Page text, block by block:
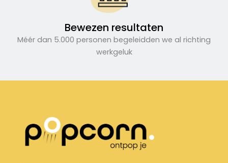
Bewezen resultaten
Méér dan 5.000 personen begeleidden we al richting
werkgeluk